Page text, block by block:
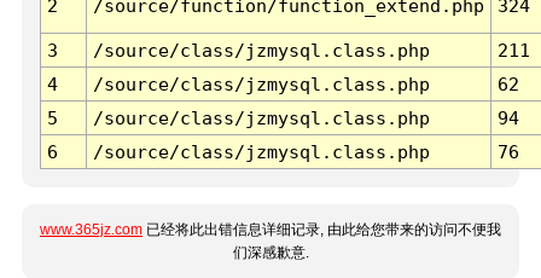
2 /source/function/function_extend.php 324
3 /source/class/jzmysql.class.php
211
4
/source/class/jzmysql.class.php
62
5
/source/class/jzmysql.class.php
94
6
/source/class/jzmysql.class.php 76
www.365jz.com 已经将此出错信息详细记录, 由此给您带来的访问不便我
们深感歉意.